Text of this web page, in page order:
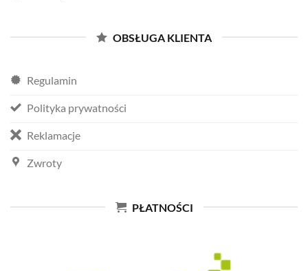
OBSŁUGA KLIENTA
Regulamin
Polityka prywatności
Reklamacje
Zwroty
PŁATNOŚCI